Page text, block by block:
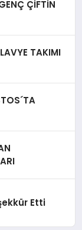
ÇİFTİN
TAKIMI
Etti